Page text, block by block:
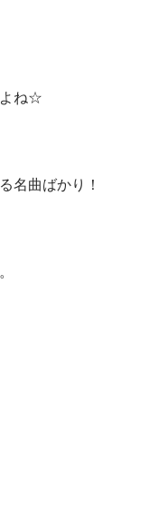
よね☆
名曲ばかり！